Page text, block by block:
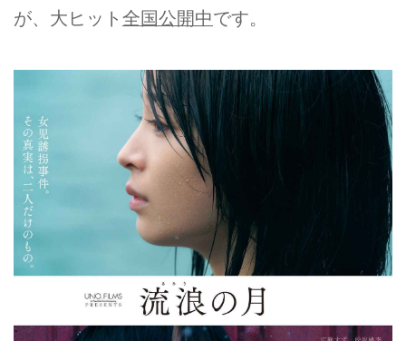
が、大ヒット 全国公開中です。